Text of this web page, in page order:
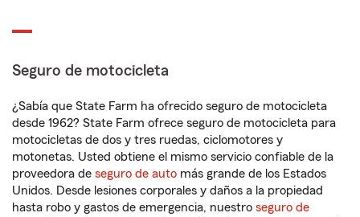
Seguro de motocicleta
¿Sabía que State Farm ha ofrecido seguro de motocicleta
desde 1962? State Farm ofrece seguro de motocicleta para
motocicletas de dos y tres ruedas, ciclomotores y
motonetas. Usted obtiene el mismo servicio confiable de la
proveedora de seguro de auto más grande de los Estados
Unidos. Desde lesiones corporales y daños a la propiedad
hasta robo y gastos de emergencia, nuestro seguro de